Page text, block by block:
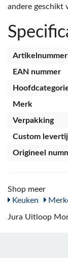
andere geschikt
Artikelnummer
EAN nummer
Merk
Verpakking
Custom
Origineel
Shop meer
Keuken
Jura Uitloop